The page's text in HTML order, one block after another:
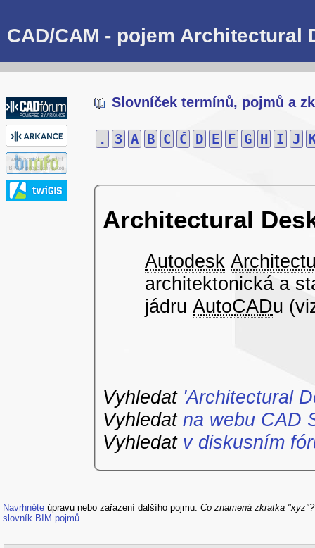
CAD/CAM - pojem Architectural
Slovníček termínů, pojmů a
. 3 A B C Č D E F G H I J
Architectural
Autodesk
architektonická a
jádru AutoCADu
Vyhledat 'Architectural
Vyhledat na webu CAD
Vyhledat v diskusním
Navrhněte úpravu nebo zařazení dalšího pojmu. Co znamená zkratka
slovník BIM pojmů